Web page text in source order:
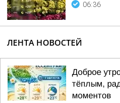
06:36
ЛЕНТА НОВОСТЕЙ
Доброе
тёплым,
моментов